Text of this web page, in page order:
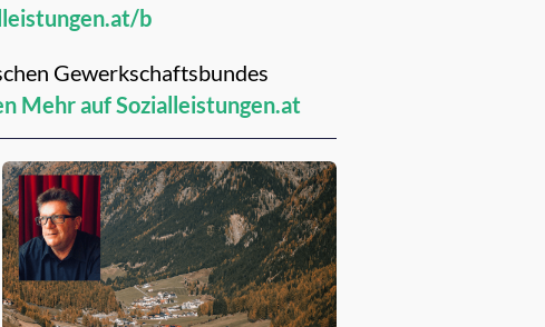
b
Gewerkschaftsbundes
Mehr auf Sozialleistungen.at